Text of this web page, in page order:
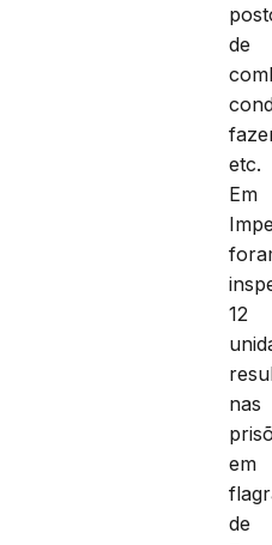
de
etc.
Em
12
nas
em
de